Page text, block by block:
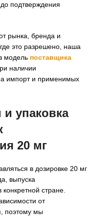
подтверждения
рынка, бренда и
это разрешено, наша
модель поставщика
наличии
импорт и применимых
упаковка
20 мг
в дозировке 20 мг
выпуска
конкретной стране.
от
поэтому мы